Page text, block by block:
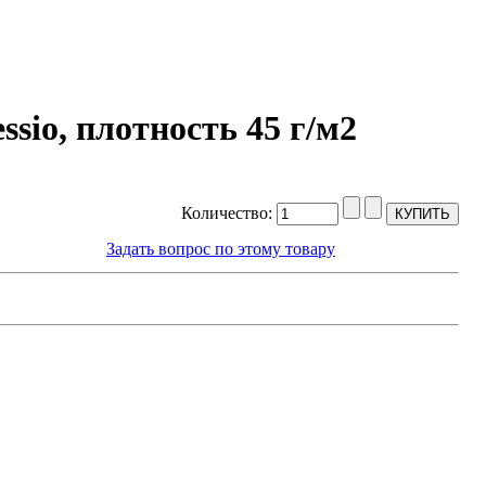
плотность 45 г/м2
Количество:
Задать вопрос по этому товару